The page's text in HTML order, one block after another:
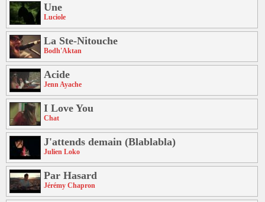
Une
Luciole
La Ste-Nitouche
Bodh'Aktan
Acide
Jenn Ayache
I Love You
Chat
J'attends demain (Blablabla)
Julien Loko
Par Hasard
Jérémy Chapron